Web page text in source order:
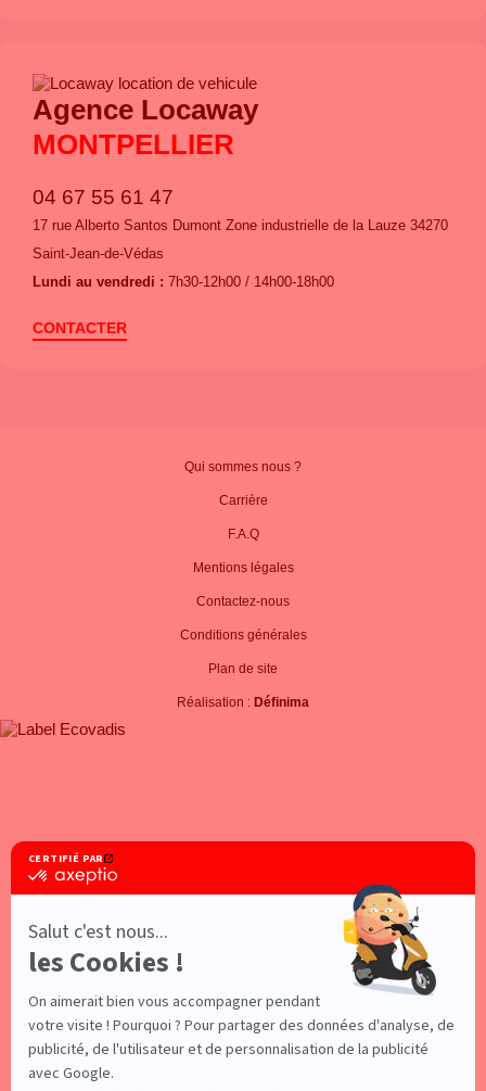
Agence Locaway
MONTPELLIER
04 67 55 61 47
17 rue Alberto Santos Dumont Zone industrielle de la Lauze 34270
Saint-Jean-de-Védas
Lundi au vendredi : 7h30-12h00 / 14h00-18h00
CONTACTER
Qui sommes nous ?
Carrière
F.A.Q
Mentions légales
Contactez-nous
Conditions générales
Plan de site
Réalisation : Définima
PANIER VIDE
×
Vous n'avez pas de pré-réservation en cours,
vous pouvez pré-réserver votre véhicule en
effectuant une rechercheou en consultant les
pages des véhicules disponibles.